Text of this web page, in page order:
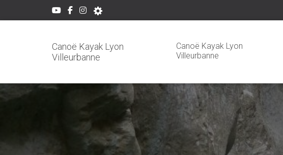
Canoë Kayak Lyon
Villeurbanne
Canoë Kayak Lyon
Villeurbanne